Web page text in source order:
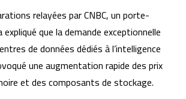
relayées par CNBC, un porte-
expliqué que la demande exceptionnelle
de données dédiés à l’intelligence
une augmentation rapide des prix
et des composants de stockage.